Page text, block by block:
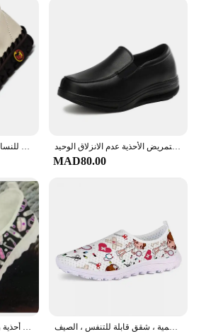
MAD80.00
أحذية بدون كعب بطباعة طبيب كرتونية ممرضة للنساء ، أحذية رياضية خفيفة شبكية للسيدات ، أحذية غير رسمية ، شقق قابلة للتنفس ، الصيف